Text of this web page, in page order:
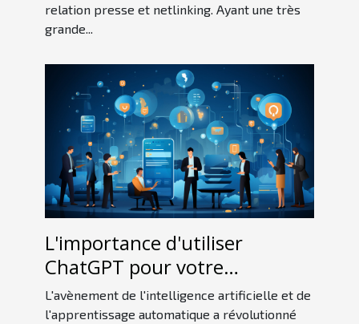
relation presse et netlinking. Ayant une très
grande...
L'importance d'utiliser
ChatGPT pour votre
entreprise
L'avènement de l'intelligence artificielle et de
l'apprentissage automatique a révolutionné